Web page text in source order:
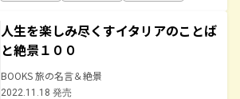
人生を楽しみ尽くすイタリアのことば
と絶景１００
BOOKS 旅の名言＆絶景
2022.11.18 発売